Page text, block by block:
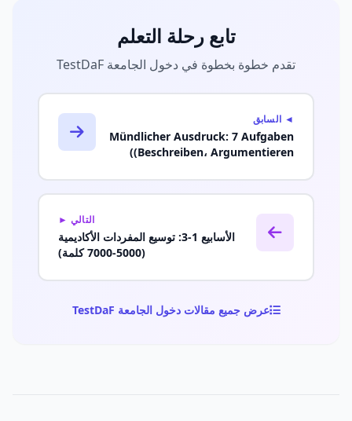
تابع رحلة التعلم
تقدم خطوة بخطوة في دخول الجامعة TestDaF
◄ السابق
Mündlicher Ausdruck: 7 Aufgaben
(Beschreiben، Argumentieren)
التالي ►
الأسابيع 1-3: توسيع المفردات الأكاديمية
(5000-7000 كلمة)
عرض جميع مقالات دخول الجامعة TestDaF